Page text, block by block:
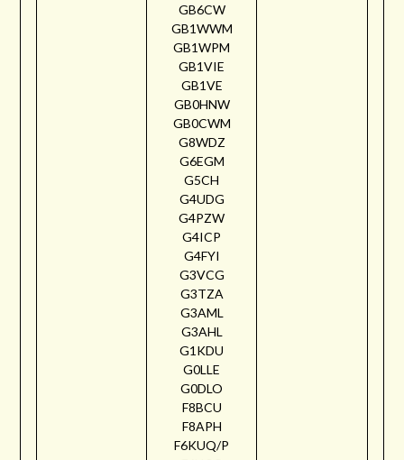
GB6CW
GB1WWM
GB1WPM
GB1VIE
GB1VE
GB0HNW
GB0CWM
G8WDZ
G6EGM
G5CH
G4UDG
G4PZW
G4ICP
G4FYI
G3VCG
G3TZA
G3AML
G3AHL
G1KDU
G0LLE
G0DLO
F8BCU
F8APH
F6KUQ/P